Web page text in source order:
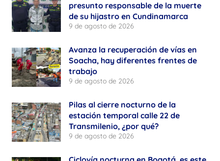
presunto responsable de la muerte
de su hijastro en Cundinamarca
9 de agosto de 2026
Avanza la recuperación de vías en
Soacha, hay diferentes frentes de
trabajo
9 de agosto de 2026
Pilas al cierre nocturno de la
estación temporal calle 22 de
Transmilenio, ¿por qué?
9 de agosto de 2026